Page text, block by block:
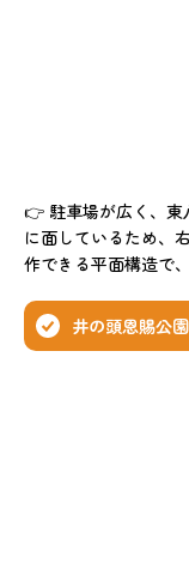
👉 駐車場が広く、東
に面しているため、
作できる平面構造で
井の頭恩賜公